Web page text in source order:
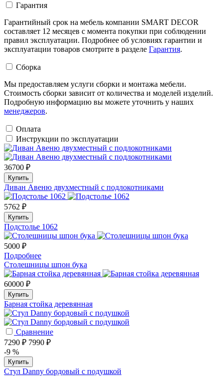
Гарантия
Гарантийный срок на мебель компании SMART DECOR
составляет 12 месяцев с момента покупки при соблюдении
правил эксплуатации. Подробнее об условиях гарантии и
эксплуатации товаров смотрите в разделе Гарантия.
Сборка
Мы предоставляем услуги сборки и монтажа мебели.
Стоимость сборки зависит от количества и моделей изделий.
Подробную информацию вы можете уточнить у наших
менеджеров.
Оплата
Инструкции по эксплуатации
36700 ₽
Купить
Диван Авеню двухместный с подлокотниками
5762 ₽
Купить
Подстолье 1062
5000 ₽
Подробнее
Столешницы шпон бука
60000 ₽
Купить
Барная стойка деревянная
Сравнение
7290 ₽ 7990 ₽
-9 %
Купить
Стул Danny бордовый с подушкой